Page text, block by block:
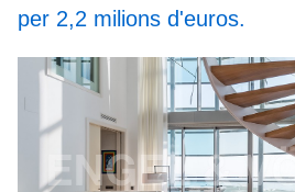
per 2,2 milions d'euros.